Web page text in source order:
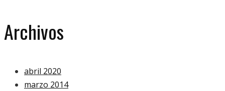
Archivos
abril 2020
marzo 2014